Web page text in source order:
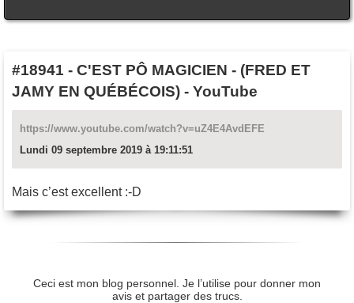
#18941 - C'EST PÔ MAGICIEN - (FRED ET
JAMY EN QUÉBÉCOIS) - YouTube
https://www.youtube.com/watch?v=uZ4E4AvdEFE
Lundi 09 septembre 2019 à 19:11:51
Mais c’est excellent :-D
Ceci est mon blog personnel. Je l’utilise pour donner mon
avis et partager des trucs.